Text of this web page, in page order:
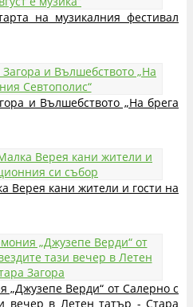
на музикалния фестивал
и Вълшебството „На брега
Верея кани жители и гости на
„Джузепе Верди“ от Салерно с
вечер в Летен татър - Стара